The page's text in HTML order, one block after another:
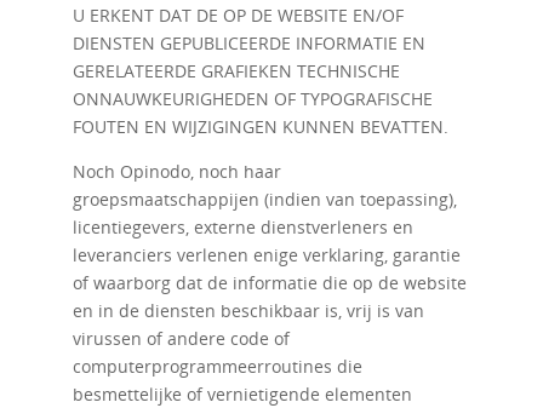
U ERKENT DAT DE OP DE WEBSITE EN/OF
DIENSTEN GEPUBLICEERDE INFORMATIE EN
GERELATEERDE GRAFIEKEN TECHNISCHE
ONNAUWKEURIGHEDEN OF TYPOGRAFISCHE
FOUTEN EN WIJZIGINGEN KUNNEN BEVATTEN.
Noch Opinodo, noch haar
groepsmaatschappijen (indien van toepassing),
licentiegevers, externe dienstverleners en
leveranciers verlenen enige verklaring, garantie
of waarborg dat de informatie die op de website
en in de diensten beschikbaar is, vrij is van
virussen of andere code of
computerprogrammeerroutines die
besmettelijke of vernietigende elementen